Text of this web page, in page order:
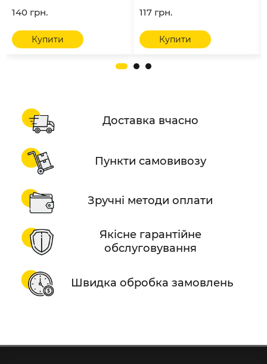
140 грн.
Купити
117 грн.
Купити
Доставка вчасно
Пункти самовивозу
Зручні методи оплати
Якісне гарантійне
обслуговування
Швидка обробка замовлень